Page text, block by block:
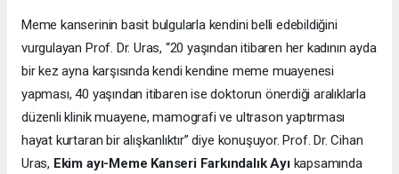
Meme kanserinin basit bulgularla kendini belli edebildiğini
vurgulayan Prof. Dr. Uras, “20 yaşından itibaren her kadının ayda
bir kez ayna karşısında kendi kendine meme muayenesi
yapması, 40 yaşından itibaren ise doktorun önerdiği aralıklarla
düzenli klinik muayene, mamografi ve ultrason yaptırması
hayat kurtaran bir alışkanlıktır” diye konuşuyor. Prof. Dr. Cihan
Uras, Ekim ayı-Meme Kanseri Farkındalık Ayıkapsamında